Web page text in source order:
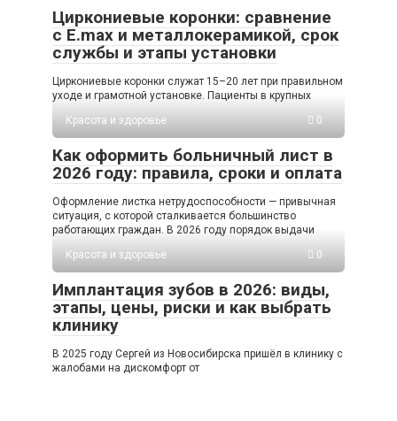
Циркониевые коронки: сравнение
с E.max и металлокерамикой, срок
службы и этапы установки
Циркониевые коронки служат 15–20 лет при правильном
уходе и грамотной установке. Пациенты в крупных
Красота и здоровье
0
Как оформить больничный лист в
2026 году: правила, сроки и оплата
Оформление листка нетрудоспособности — привычная
ситуация, с которой сталкивается большинство
работающих граждан. В 2026 году порядок выдачи
Красота и здоровье
0
Имплантация зубов в 2026: виды,
этапы, цены, риски и как выбрать
клинику
В 2025 году Сергей из Новосибирска пришёл в клинику с
жалобами на дискомфорт от